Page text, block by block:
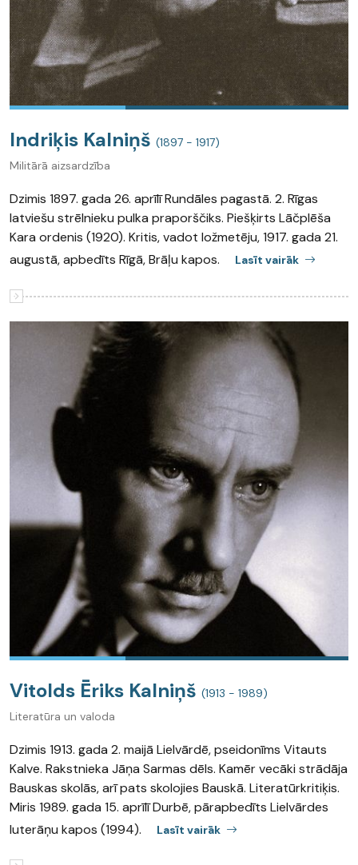
Indriķis Kalniņš (1897 - 1917)
Militārā aizsardzība
Dzimis 1897. gada 26. aprīlī Rundāles pagastā. 2. Rīgas
latviešu strēlnieku pulka praporščiks. Piešķirts Lāčplēša
Kara ordenis (1920). Kritis, vadot ložmetēju, 1917. gada 21.
augustā, apbedīts Rīgā, Brāļu kapos.
Lasīt vairāk
Vitolds Ēriks Kalniņš (1913 - 1989)
Literatūra un valoda
Dzimis 1913. gada 2. maijā Lielvārdē, pseidonīms Vitauts
Kalve. Rakstnieka Jāņa Sarmas dēls. Kamēr vecāki strādāja
Bauskas skolās, arī pats skolojies Bauskā. Literatūrkritiķis.
Miris 1989. gada 15. aprīlī Durbē, pārapbedīts Lielvārdes
luterāņu kapos (1994).
Lasīt vairāk